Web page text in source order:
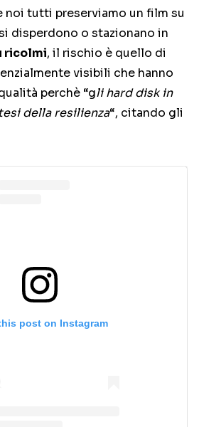
noi tutti preserviamo un film su
disperdono o stazionano in
ricolmi, il rischio è quello di
visibili che hanno
perchè “gli hard disk in
della resilienza“, citando gli
post on Instagram